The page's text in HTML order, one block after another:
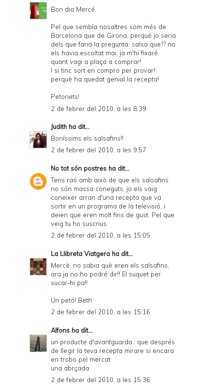
Bon dia Mercé,
Pel que sembla nosaltres som més de
Barcelona que de Girona, perqué jo seria
dels que faria la pregunta: salsa que?? no
els havia escoltat mai, ja m'hi fixaré
quant vagi a plaça a comprar!
I si tinc sort en compro per provar!
perquè ha quedat genial la recepta!
Petonets!
2 de febrer del 2010, a les 8:39
Judith ha dit...
Boníssims els salsafins!!
2 de febrer del 2010, a les 9:57
No tot són postres ha dit...
Tens raó amb això de que els salsafins
no són massa coneguts, jo els vaig
coneixer arran d'una recepta que va
sortir en un programa de la televisió, i
deien que eren molt fins de gust. Pel que
veig tu ho suscrius.
2 de febrer del 2010, a les 15:05
La Llibreta Viatgera ha dit...
Mercè, no sabia què eren els salsafins,
ara ja no ho podré dir!! El suquet per
sucar-hi pa!!
Un petó! Beth
2 de febrer del 2010, a les 15:16
Alfons ha dit...
un producte d'avantguarda.. que després
de llegir la teva recepta mirare si encara
en trobo pel mercat
una abrçada
2 de febrer del 2010, a les 15:36